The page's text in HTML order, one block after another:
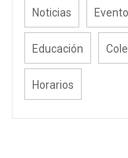
Noticias
Educación
Horarios